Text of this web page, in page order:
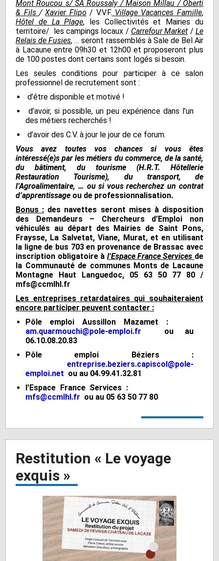
Mont Roucou s/ SA Roussaly / Maison Millau / Oberti
& Fils/ Xavier Flipo/ V.V.F. Village Vacances Famille,
Hôtel de LaPlage, les Collectivités et Mairies du
territoire/ les campings locaux / Carrefour Market / Le
Relais de Fusies, … seront rassemblés à Sale de Bel Air
à Lacaune entre 09h30 et 12h00 et proposeront plus
de 100 postes dont certains sont logés si besoin.
Les seules conditions pour participer à ce salon
professionnel de recrutement sont :
d’être disponible et motivé !
d’avoir, si possible, un peu expérience dans l’un
des métiers recherchés !
d’avoir des C.V. à jour le jour de ce forum.
Vous avez toutes vos chances si vous êtes
intéressé(e)s par les métiers du commerce, de la santé,
du bâtiment, du tourisme (H.R.T. Hôtellerie
Restauration Tourisme), du transport, de
l’Agroalimentaire, … ou si vous recherchez un contrat
d’apprentissage ou de professionnalisation.
Bonus : des navettes seront mises à disposition
des Demandeurs – Chercheurs d’Emploi non
véhiculés au départ des Mairies de Saint Pons,
Fraysse, La Salvetat, Viane, Murat, et en utilisant
la ligne de bus 703 en provenance de Brassac avec
inscription obligatoire à l’Espace France Services de
la Communauté de communes Monts de Lacaune
Montagne Haut Languedoc,
05 63 50 77 80 /
mfs@ccmlhl.fr
Les entreprises retardataires qui souhaiteraient
encore participer peuvent contacter :
Pôle emploi Aussillon Mazamet :
am.quarmouchi@pole-emploi.fr ou au
06.10.08.20.83
Pôle emploi Béziers :
entreprise.beziers.capiscol@pole-
emploi.net ou au 04.99.41.32.81
l’Espace France Services :
mfs@ccmlhl.fr ou au 05 63 50 77 80
Restitution « Le voyage
exquis »